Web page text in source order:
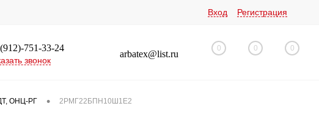
Вход Регистрация
751-33-24
звонок
arbatex@list.ru
0 0 0
ОНЦ-РГ • 2РМГ22БПН10Ш1Е2